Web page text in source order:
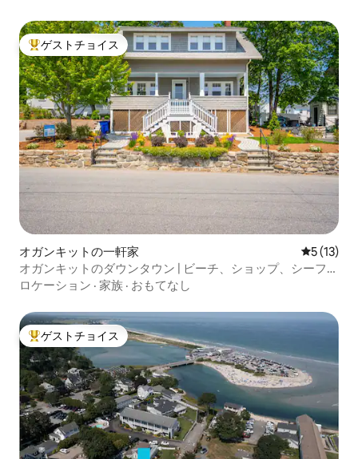
大好評のゲストチョイスです。
ゲストチョイス
オガンキットの一軒家 レビュー
5 (13)
オガンキットのダウンタウン | ビーチ、ショップ、シーフー
ドまで徒歩
ロケーション · 家族 · おもてなし
大好評のゲストチョイスです。
ゲストチョイス